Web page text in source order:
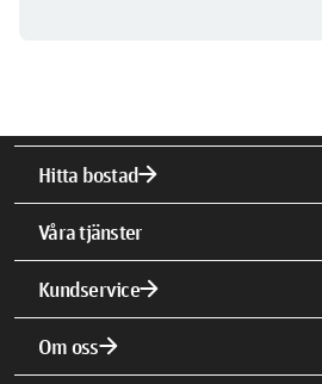
Hitta bostadarrow_forward
Våra tjänster
Kundservicearrow_forward
Om ossarrow_forward